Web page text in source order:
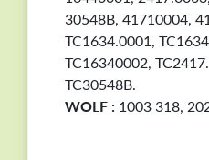
30548B, 41710004,
TC1634.0001,
TC16340002,
TC30548B.
WOLF : 1003 318,